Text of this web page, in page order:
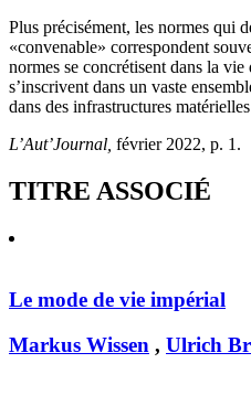
Plus précisément, les normes qui
«convenable» correspondent
normes se concrétisent dans la
s’inscrivent dans un vaste
dans des infrastructures
L’Aut’Journal, février 2022, p. 1.
TITRE ASSOCIÉ
Le mode de vie impérial
Markus Wissen , Ulrich